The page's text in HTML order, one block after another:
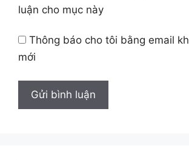
luận cho mục này
Thông báo cho tôi bằng email
mới